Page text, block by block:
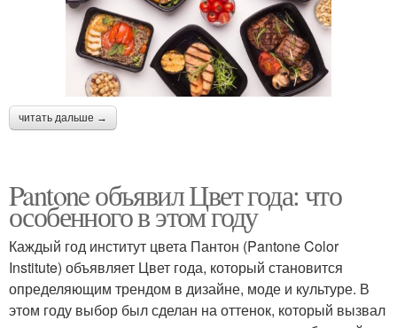
читать дальше →
Pantone объявил Цвет года: что
особенного в этом году
Каждый год институт цвета Пантон (Pantone Color
Institute) объявляет Цвет года, который становится
определяющим трендом в дизайне, моде и культуре. В
этом году выбор был сделан на оттенок, который вызвал